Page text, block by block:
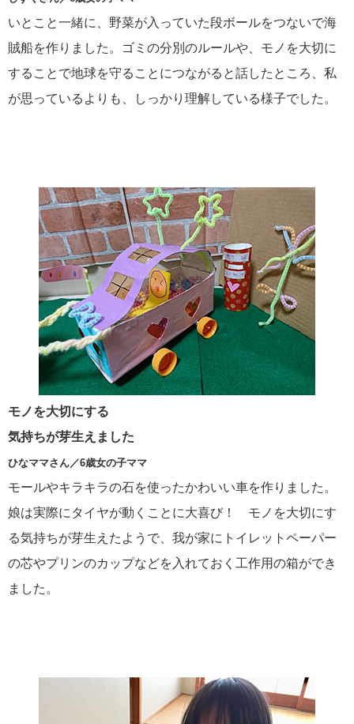
いとこと一緒に、野菜が入っていた段ボールをつないで海
賊船を作りました。ゴミの分別のルールや、モノを大切に
することで地球を守ることにつながると話したところ、私
が思っているよりも、しっかり理解している様子でした。
モノを大切にする
気持ちが芽生えました
ひなママさん／6歳女の子ママ
モールやキラキラの石を使ったかわいい車を作りました。
娘は実際にタイヤが動くことに大喜び！ モノを大切にす
る気持ちが芽生えたようで、我が家にトイレットペーパー
の芯やプリンのカップなどを入れておく工作用の箱ができ
ました。